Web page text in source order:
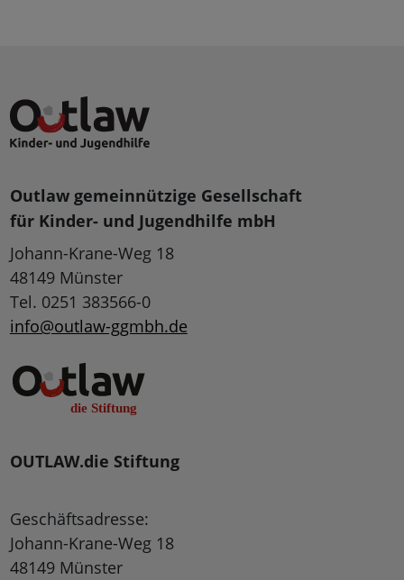
Outlaw gemeinnützige Gesellschaft
für Kinder- und Jugendhilfe mbH
Johann-Krane-Weg 18
48149 Münster
Tel. 0251 383566-0
info@outlaw-ggmbh.de
OUTLAW.die Stiftung
Geschäftsadresse:
Johann-Krane-Weg 18
48149 Münster